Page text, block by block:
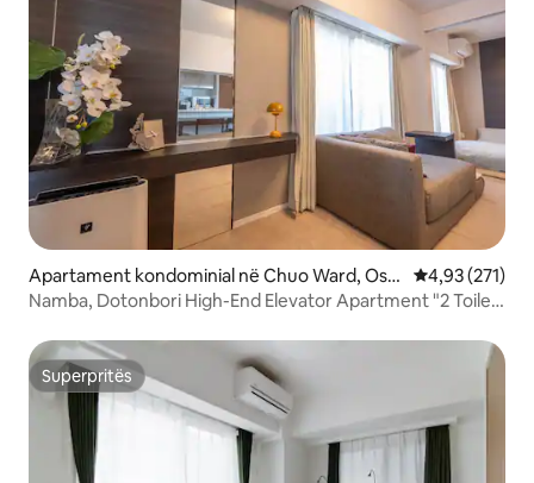
Apartament kondominial në Chuo Ward, Osa
ka
Vlerësimi
4,93 (271)
Namba, Dotonbori High-End Elevator Apartment "2 Toilet"
Kuromon 3 minuta dhe Shinsaibashi 5 minuta,
Superpritës
Superpritës